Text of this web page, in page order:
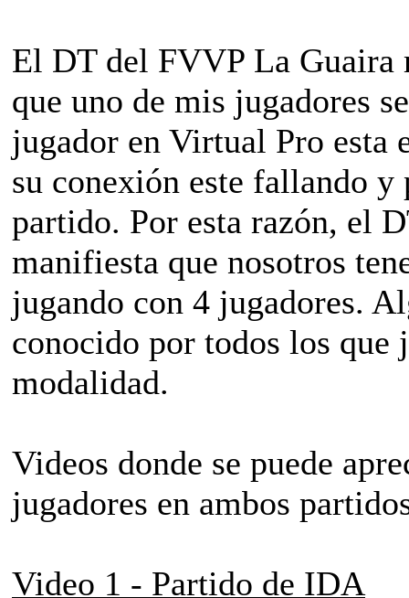
El DT del FVVP La Guaira
que uno de mis jugadores
jugador en Virtual Pro esta
su conexión este fallando y
partido. Por esta razón, el
manifiesta que nosotros
jugando con 4 jugadores.
conocido por todos los que
modalidad.
Videos donde se puede
jugadores en ambos
Video 1 - Partido de IDA